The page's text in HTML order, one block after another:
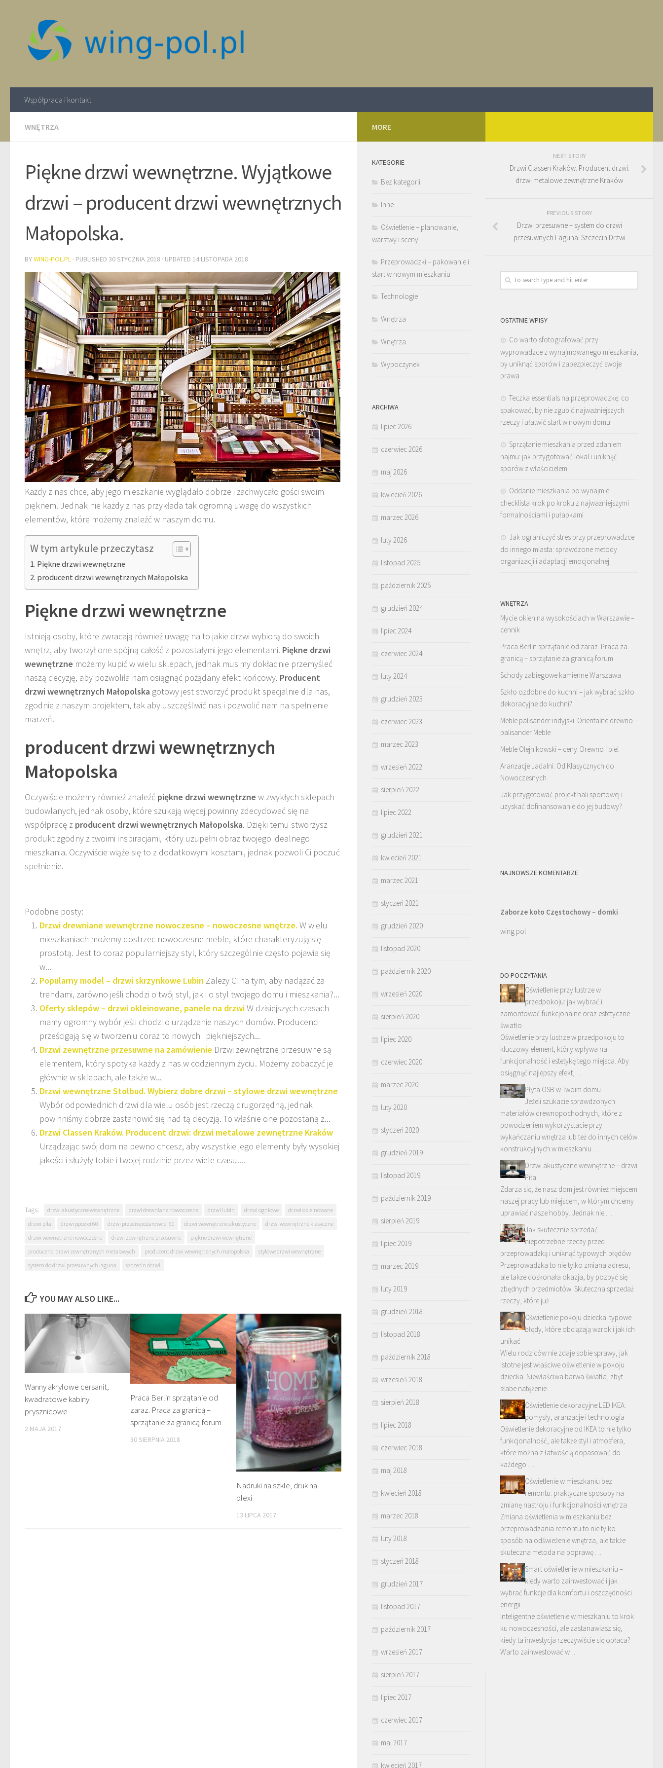
Współpraca i kontakt
WNĘTRZA
Piękne drzwi wewnętrzne. Wyjątkowe
drzwi – producent drzwi wewnętrznych
Małopolska.
BYWING-POL.PL · PUBLISHED 30 STYCZNIA 2018 · UPDATED 14 LISTOPADA 2018
Każdy z nas chce, aby jego mieszkanie wyglądało dobrze i zachwycało gości swoim
pięknem. Jednak nie każdy z nas przykłada tak ogromną uwagę do wszystkich
elementów, które możemy znaleźć w naszym domu.
W tym artykule przeczytasz
Piękne drzwi wewnętrzne
producent drzwi wewnętrznych Małopolska
Piękne drzwi wewnętrzne
Istnieją osoby, które zwracają również uwagę na to jakie drzwi wybiorą do swoich
wnętrz, aby tworzył one spójną całość z pozostałymi jego elementami. Piękne drzwi
wewnętrzne możemy kupić w wielu sklepach, jednak musimy dokładnie przemyśleć
naszą decyzję, aby pozwoliła nam osiągnąć pożądany efekt końcowy. Producent
drzwi wewnętrznych Małopolska gotowy jest stworzyć produkt specjalnie dla nas,
zgodnie z naszym projektem, tak aby uszczęśliwić nas i pozwolić nam na spełnienie
marzeń.
producent drzwi wewnętrznych
Małopolska
Oczywiście możemy również znaleźć piękne drzwi wewnętrzne w zwykłych sklepach
budowlanych, jednak osoby, które szukają więcej powinny zdecydować się na
współpracę z producent drzwi wewnętrznych Małopolska. Dzięki temu stworzysz
produkt zgodny z twoimi inspiracjami, który uzupełni obraz twojego idealnego
mieszkania. Oczywiście wiąże się to z dodatkowymi kosztami, jednak pozwoli Ci poczuć
spełnienie.
Podobne posty:
Drzwi drewniane wewnętrzne nowoczesne – nowoczesne wnętrze. W wielu
mieszkaniach możemy dostrzec nowoczesne meble, które charakteryzują się
prostotą. Jest to coraz popularniejszy styl, który szczególnie często pojawia się
w...
Popularny model – drzwi skrzynkowe Lubin Zależy Ci na tym, aby nadążać za
trendami, zarówno jeśli chodzi o twój styl, jak i o styl twojego domu i mieszkania?...
Oferty sklepów – drzwi okleinowane, panele na drzwiW dzisiejszych czasach
mamy ogromny wybór jeśli chodzi o urządzanie naszych domów. Producenci
prześcigają się w tworzeniu coraz to nowych i piękniejszych...
Drzwi zewnętrzne przesuwne na zamówienie Drzwi zewnętrzne przesuwne są
elementem, który spotyka każdy z nas w codziennym życiu. Możemy zobaczyć je
głównie w sklepach, ale także w...
Drzwi wewnętrzne Stolbud. Wybierz dobre drzwi – stylowe drzwi wewnętrzne
Wybór odpowiednich drzwi dla wielu osób jest rzeczą drugorzędną, jednak
powinniśmy dobrze zastanowić się nad tą decyzją. To właśnie one pozostaną z...
Drzwi Classen Kraków. Producent drzwi: drzwi metalowe zewnętrzne Kraków
Urządzając swój dom na pewno chcesz, aby wszystkie jego elementy były wysokiej
jakości i służyły tobie i twojej rodzinie przez wiele czasu....
Tags: drzwi akustyczne wewnętrzne drzwi drewniane nowoczesne drzwi lubin drzwi ogniowe
drzwi okleinowane
drzwi piła
drzwi ppoż ei 60 drzwi przeciwpożarowe ei 60 drzwi wewnętrzne akustyczne
drzwi wewnętrzne klasyczne
drzwi wewnętrzne nowoczesne
drzwi zewnętrzne przesuwne
piękne drzwi wewnętrzne
producenci drzwi zewnętrznych metalowych
producent drzwi wewnętrznych małopolska
stylowe drzwi wewnętrzne
system do drzwi przesuwnych laguna
szczecin drzwi
YOU MAY ALSO LIKE...
Wanny akrylowe cersanit,
kwadratowe kabiny
prysznicowe
2 MAJA 2017
Praca Berlin sprzątanie od
zaraz. Praca za granicą –
sprzątanie za granicą forum
30 SIERPNIA 2018
Nadruki na szkle, druk na
plexi
13 LIPCA 2017
NEXT STORY
Drzwi Classen Kraków. Producent drzwi:
drzwi metalowe zewnętrzne Kraków
PREVIOUS STORY
Drzwi przesuwne – system do drzwi
przesuwnych Laguna. Szczecin Drzwi
OSTATNIE WPISY
Co warto sfotografować przy
wyprowadzce z wynajmowanego mieszkania,
by uniknąć sporów i zabezpieczyć swoje
prawa
Teczka essentials na przeprowadzkę: co
spakować, by nie zgubić najważniejszych
rzeczy i ułatwić start w nowym domu
Sprzątanie mieszkania przed zdaniem
najmu: jak przygotować lokal i uniknąć
sporów z właścicielem
Oddanie mieszkania po wynajmie:
checklista krok po kroku z najważniejszymi
formalnościami i pułapkami
Jak ograniczyć stres przy przeprowadzce
do innego miasta: sprawdzone metody
organizacji i adaptacji emocjonalnej
WNĘTRZA
Mycie okien na wysokościach w Warszawie –
cennik
Praca Berlin sprzątanie od zaraz. Praca za
granicą – sprzątanie za granicą forum
Schody zabiegowe kamienne Warszawa
Szkło ozdobne do kuchni – jak wybrać szkło
dekoracyjne do kuchni?
Meble palisander indyjski. Orientalne drewno –
palisander Meble
Meble Olejnikowski – ceny. Drewno i biel
Aranżacje Jadalni: Od Klasycznych do
Nowoczesnych
Jak przygotować projekt hali sportowej i
uzyskać dofinansowanie do jej budowy?
NAJNOWSZE KOMENTARZE
Zaborze koło Częstochowy – domki
wing pol
DO POCZYTANIA
Oświetlenie przy lustrze w
przedpokoju: jak wybrać i
zamontować funkcjonalne oraz estetyczne
światło
Oświetlenie przy lustrze w przedpokoju to
kluczowy element, który wpływa na
funkcjonalność i estetykę tego miejsca. Aby
osiągnąć najlepszy efekt, …
Płyta OSB w Twoim domu
Jeżeli szukacie sprawdzonych
materiałów drewnopochodnych, które z
powodzeniem wykorzystacie przy
wykańczaniu wnętrza lub też do innych celów
konstrukcyjnych w mieszkaniu …
Drzwi akustyczne wewnętrzne – drzwi
Piła
Zdarza się, że nasz dom jest również miejscem
naszej pracy lub miejscem, w którym chcemy
uprawiać nasze hobby. Jednak nie …
Jak skutecznie sprzedać
niepotrzebne rzeczy przed
przeprowadzką i uniknąć typowych błędów
Przeprowadzka to nie tylko zmiana adresu,
ale także doskonała okazja, by pozbyć się
zbędnych przedmiotów. Skuteczna sprzedaż
rzeczy, które już …
Oświetlenie pokoju dziecka: typowe
błędy, które obciążają wzrok i jak ich
unikać
Wielu rodziców nie zdaje sobie sprawy, jak
istotne jest właściwe oświetlenie w pokoju
dziecka. Niewłaściwa barwa światła, zbyt
słabe natężenie …
Oświetlenie dekoracyjne LED IKEA:
pomysły, aranżacje i technologia
Oświetlenie dekoracyjne od IKEA to nie tylko
funkcjonalność, ale także styl i atmosfera,
które można z łatwością dopasować do
każdego …
Oświetlenie w mieszkaniu bez
remontu: praktyczne sposoby na
zmianę nastroju i funkcjonalności wnętrza
Zmiana oświetlenia w mieszkaniu bez
przeprowadzania remontu to nie tylko
sposób na odświeżenie wnętrza, ale także
skuteczna metoda na poprawę …
Smart oświetlenie w mieszkaniu –
kiedy warto zainwestować i jak
wybrać funkcje dla komfortu i oszczędności
energii
Inteligentne oświetlenie w mieszkaniu to krok
ku nowoczesności, ale zastanawiasz się,
kiedy ta inwestycja rzeczywiście się opłaca?
Warto zainwestować w …
MORE
KATEGORIE
Bez kategorii
Inne
Oświetlenie – planowanie,
warstwy i sceny
Przeprowadzki – pakowanie i
start w nowym mieszkaniu
Technologie
Wnętrza
Wnętrza
Wypoczynek
ARCHIWA
lipiec 2026
czerwiec 2026
maj 2026
kwiecień 2026
marzec 2026
luty 2026
listopad 2025
październik 2025
grudzień 2024
lipiec 2024
czerwiec 2024
luty 2024
grudzień 2023
czerwiec 2023
marzec 2023
wrzesień 2022
sierpień 2022
lipiec 2022
grudzień 2021
kwiecień 2021
marzec 2021
styczeń 2021
grudzień 2020
listopad 2020
październik 2020
wrzesień 2020
sierpień 2020
lipiec 2020
czerwiec 2020
marzec 2020
luty 2020
styczeń 2020
grudzień 2019
listopad 2019
październik 2019
sierpień 2019
lipiec 2019
marzec 2019
luty 2019
grudzień 2018
listopad 2018
październik 2018
wrzesień 2018
sierpień 2018
lipiec 2018
czerwiec 2018
maj 2018
kwiecień 2018
marzec 2018
luty 2018
styczeń 2018
grudzień 2017
listopad 2017
październik 2017
wrzesień 2017
sierpień 2017
lipiec 2017
czerwiec 2017
maj 2017
kwiecień 2017